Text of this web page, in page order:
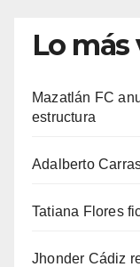
Lo más
Mazatlán FC
estructura
Adalberto
Tatiana Flores
Jhonder Cádiz